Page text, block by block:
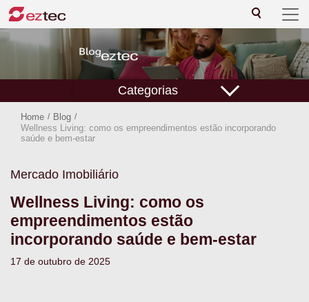
Categorias
Home / Blog /
Wellness Living: como os empreendimentos estão incorporando
saúde e bem-estar
Mercado Imobiliário
Wellness Living: como os
empreendimentos estão
incorporando saúde e bem-estar
17 de outubro de 2025